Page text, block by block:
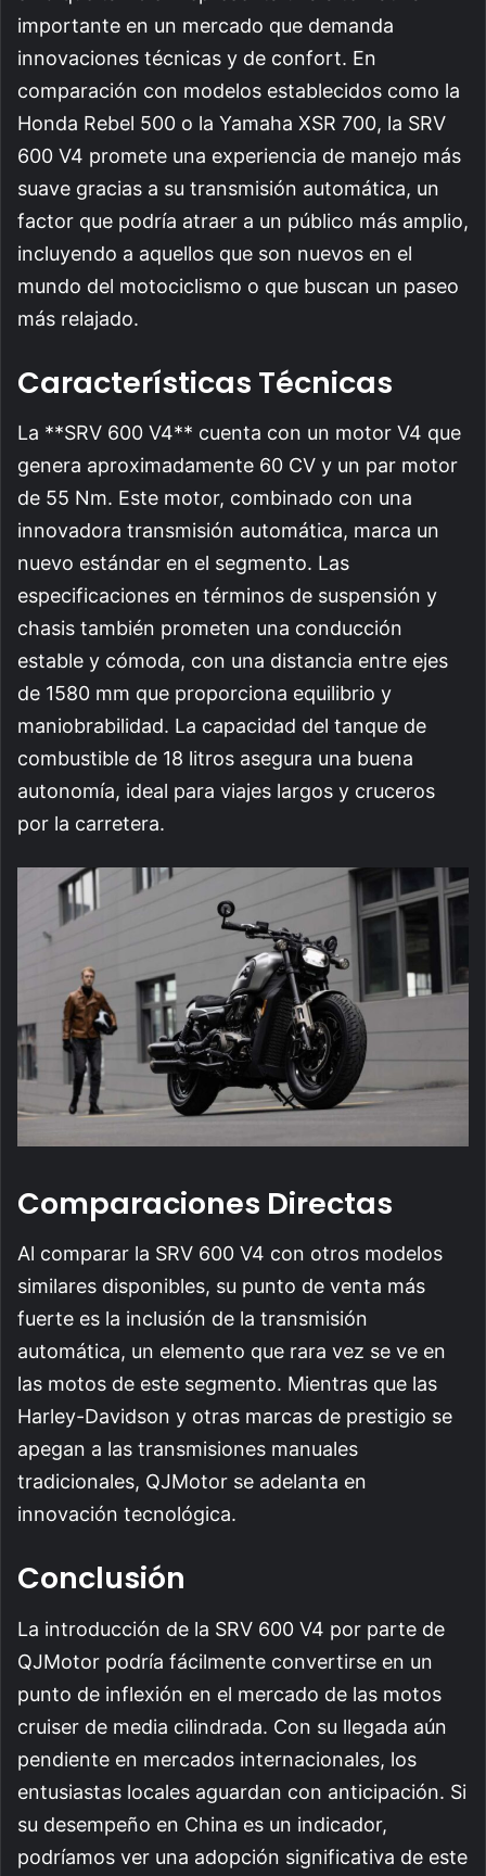
importante en un mercado que demanda
innovaciones técnicas y de confort. En
comparación con modelos establecidos como la
Honda Rebel 500 o la Yamaha XSR 700, la SRV
600 V4 promete una experiencia de manejo más
suave gracias a su transmisión automática, un
factor que podría atraer a un público más amplio,
incluyendo a aquellos que son nuevos en el
mundo del motociclismo o que buscan un paseo
más relajado.
Características Técnicas
La **SRV 600 V4** cuenta con un motor V4 que
genera aproximadamente 60 CV y un par motor
de 55 Nm. Este motor, combinado con una
innovadora transmisión automática, marca un
nuevo estándar en el segmento. Las
especificaciones en términos de suspensión y
chasis también prometen una conducción
estable y cómoda, con una distancia entre ejes
de 1580 mm que proporciona equilibrio y
maniobrabilidad. La capacidad del tanque de
combustible de 18 litros asegura una buena
autonomía, ideal para viajes largos y cruceros
por la carretera.
Comparaciones Directas
Al comparar la SRV 600 V4 con otros modelos
similares disponibles, su punto de venta más
fuerte es la inclusión de la transmisión
automática, un elemento que rara vez se ve en
las motos de este segmento. Mientras que las
Harley-Davidson y otras marcas de prestigio se
apegan a las transmisiones manuales
tradicionales, QJMotor se adelanta en
innovación tecnológica.
Conclusión
La introducción de la SRV 600 V4 por parte de
QJMotor podría fácilmente convertirse en un
punto de inflexión en el mercado de las motos
cruiser de media cilindrada. Con su llegada aún
pendiente en mercados internacionales, los
entusiastas locales aguardan con anticipación. Si
su desempeño en China es un indicador,
podríamos ver una adopción significativa de este